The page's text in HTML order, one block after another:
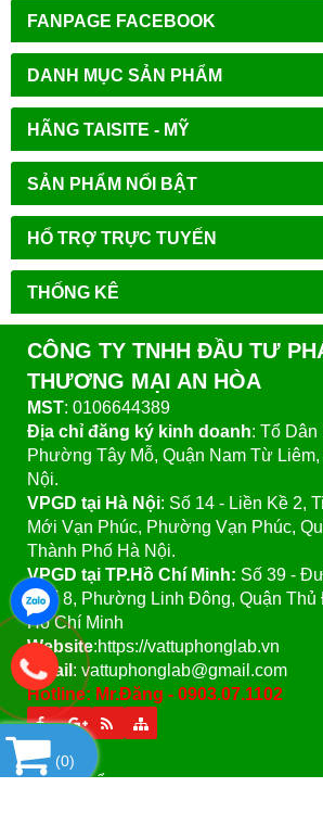
FANPAGE FACEBOOK
DANH MỤC SẢN PHẨM
HÃNG TAISITE - MỸ
SẢN PHẨM NỔI BẬT
HỔ TRỢ TRỰC TUYẾN
THỐNG KÊ
CÔNG TY TNHH ĐẦU TƯ
THƯƠNG MẠI AN HÒA
MST: 0106644389
Địa chỉ đăng ký kinh doanh: Tổ
Phường Tây Mỗ, Quận Nam Từ
Nội.
VPGD tại Hà Nội: Số 14 - Liền Kề 2,
Mới Vạn Phúc, Phường Vạn Phúc,
Thành Phố Hà Nội.
VPGD tại TP.Hồ Chí Minh: Số 39 -
Phố 8, Phường Linh Đông, Quận
Hồ Chí Minh
Website:https://vattuphonglab.vn
Email : vattuphonglab@gmail.com
Hotline: Mr.Đăng - 0903.07.1102
(0)